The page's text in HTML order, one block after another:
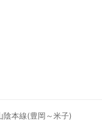
陰本線(豊岡～米子)